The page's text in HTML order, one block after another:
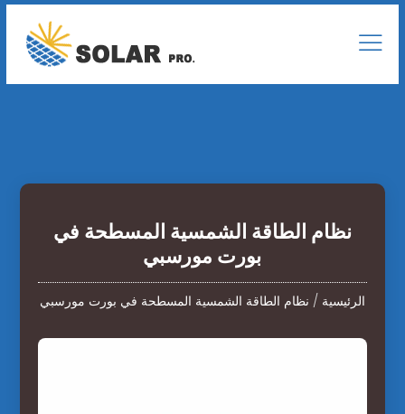
نظام الطاقة الشمسية المسطحة في
بورت مورسبي
الرئيسية / نظام الطاقة الشمسية المسطحة في بورت مورسبي